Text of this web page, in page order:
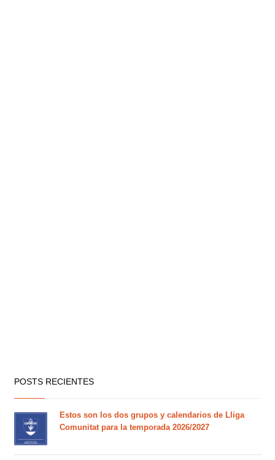
POSTS RECIENTES
Estos son los dos grupos y calendarios de Lliga
Comunitat para la temporada 2026/2027